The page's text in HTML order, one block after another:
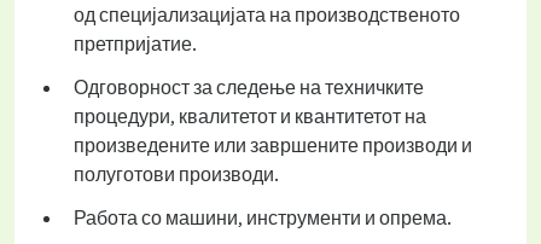
од специјализацијата на производственото
претпријатие.
Одговорност за следење на техничките
процедури, квалитетот и квантитетот на
произведените или завршените производи и
полуготови производи.
Работа со машини, инструменти и опрема.